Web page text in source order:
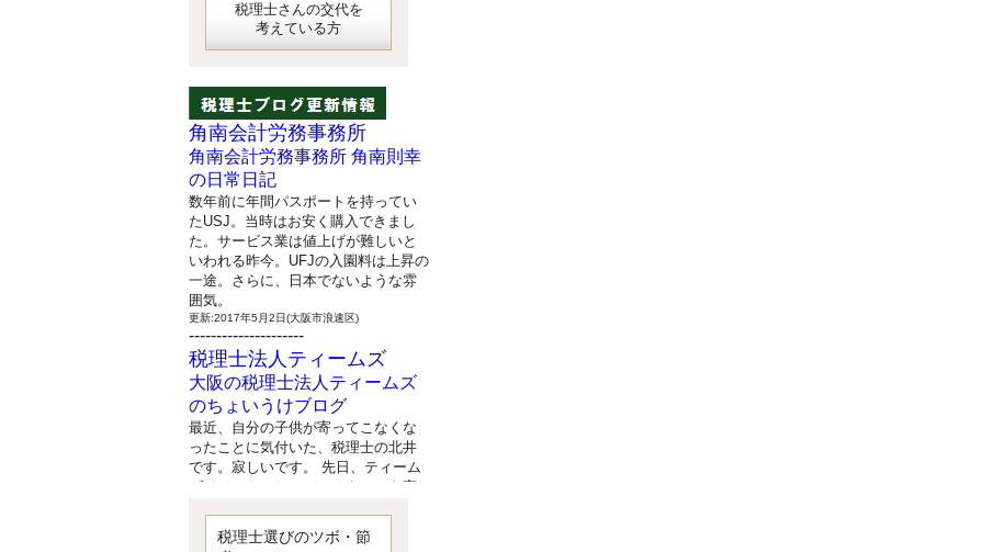
税理士さんの交代を
考えている方
角南会計労務事務所
角南会計労務事務所 角南則幸
の日常日記
数年前に年間パスポートを持ってい
たUSJ。当時はお安く購入できまし
た。サービス業は値上げが難しいと
いわれる昨今。UFJの入園料は上昇の
一途。さらに、日本でないような雰
囲気。
更新:2017年5月2日(大阪市浪速区)
---------------------
税理士法人ティームズ
大阪の税理士法人ティームズ
のちょいうけブログ
最近、自分の子供が寄ってこなくな
ったことに気付いた、税理士の北井
です。寂しいです。 先日、ティーム
ズイベントとしてバーベキューを実
と思いましたが、そこはセンスある
後のブロガーに任せようと思いま
税理士選びのツボ・節